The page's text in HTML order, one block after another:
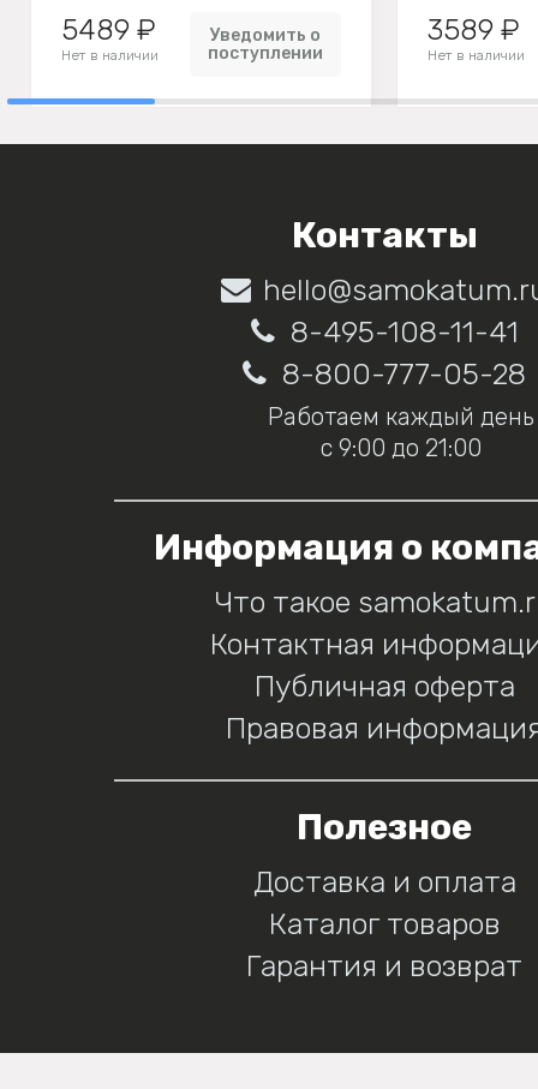
5489 ₽
Нет в наличии
Уведомить о
поступлении
3589 ₽
Нет в наличии
Контакты
8-495-108-11-41
8-800-777-05-28
Работаем каждый день
с 9:00 до 21:00
Информация о
Что такое
Контактная
Публичная оферта
Правовая
Полезное
Доставка и оплата
Каталог товаров
Гарантия и возврат